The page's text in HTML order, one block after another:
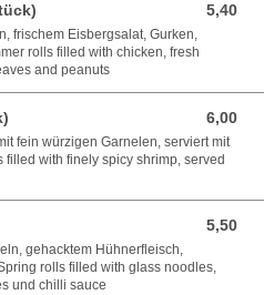
5,40
5,40 EUR
frischem Eisbergsalat, Gurken,
rolls filled with chicken, fresh
and peanuts
6,00
6,00 EUR
fein würzigen Garnelen, serviert mit
with finely spicy shrimp, served
5,50
5,50 EUR
gehacktem Hühnerfleisch,
rolls filled with glass noodles,
und chilli sauce